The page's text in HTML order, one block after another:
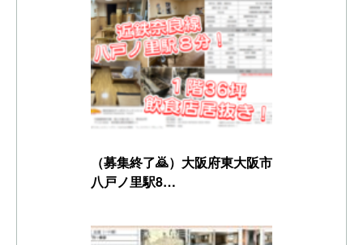
（募集終了🙇）大阪府東大阪市
八戸ノ里駅8…